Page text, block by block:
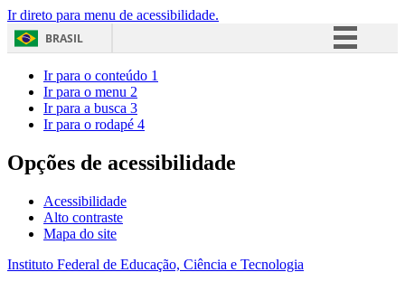
Ir direto para menu de acessibilidade.
BRASIL
Acesso à informação
Ir para o conteúdo 1
Ir para o menu 2
Ir para a busca 3
Ir para o rodapé 4
Opções de acessibilidade
Acessibilidade
Alto contraste
Mapa do site
Instituto Federal de Educação, Ciência e Tecnologia